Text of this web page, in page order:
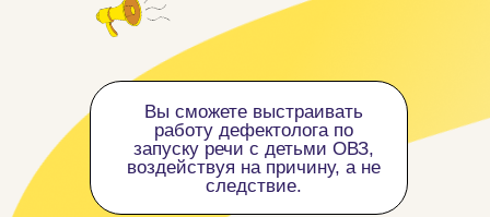
Вы сможете выстраивать
работу дефектолога по
запуску речи с детьми ОВЗ,
воздействуя на причину, а не
следствие.